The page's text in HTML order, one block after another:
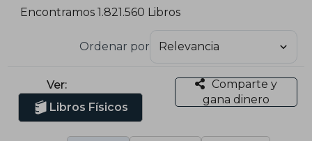
Encontramos 1.821.560 Libros
Ordenar por
Ver:
Libros Físicos
Comparte y
gana dinero